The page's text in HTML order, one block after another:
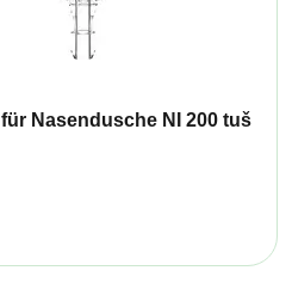
Nasendusche NI 200 tuš